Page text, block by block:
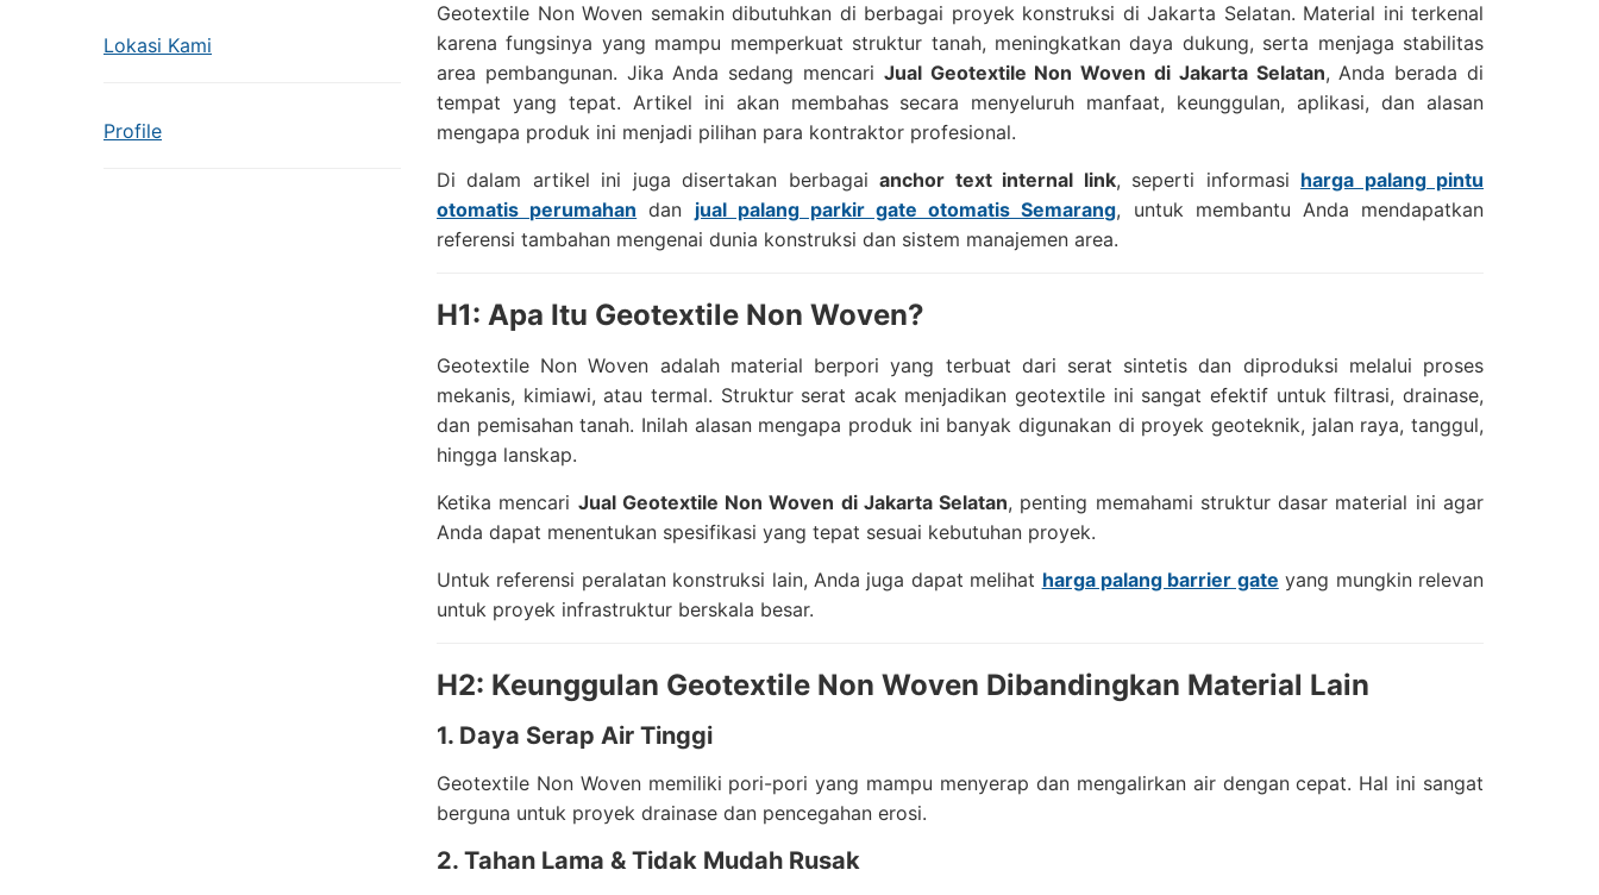
Lokasi Kami
Profile
Geotextile Non Woven semakin dibutuhkan di berbagai proyek konstruksi di Jakarta Selatan. Material ini terkenal
karena fungsinya yang mampu memperkuat struktur tanah, meningkatkan daya dukung, serta menjaga stabilitas
area pembangunan. Jika Anda sedang mencari Jual Geotextile Non Woven di Jakarta Selatan, Anda berada di
tempat yang tepat. Artikel ini akan membahas secara menyeluruh manfaat, keunggulan, aplikasi, dan alasan
mengapa produk ini menjadi pilihan para kontraktor profesional.
Di dalam artikel ini juga disertakan berbagaianchor text internal link, seperti informasi harga palang pintu
otomatis perumahan dan jual palang parkir gate otomatis Semarang, untuk membantu Anda mendapatkan
referensi tambahan mengenai dunia konstruksi dan sistem manajemen area.
H1: Apa Itu Geotextile Non Woven?
Geotextile Non Woven adalah material berpori yang terbuat dari serat sintetis dan diproduksi melalui proses
mekanis, kimiawi, atau termal. Struktur serat acak menjadikan geotextile ini sangat efektif untuk filtrasi, drainase,
dan pemisahan tanah. Inilah alasan mengapa produk ini banyak digunakan di proyek geoteknik, jalan raya, tanggul,
hingga lanskap.
Ketika mencari Jual Geotextile Non Woven di Jakarta Selatan, penting memahami struktur dasar material ini agar
Anda dapat menentukan spesifikasi yang tepat sesuai kebutuhan proyek.
Untuk referensi peralatan konstruksi lain, Anda juga dapat melihat harga palang barrier gate yang mungkin relevan
untuk proyek infrastruktur berskala besar.
H2: Keunggulan Geotextile Non Woven Dibandingkan Material Lain
1. Daya Serap Air Tinggi
Geotextile Non Woven memiliki pori-pori yang mampu menyerap dan mengalirkan air dengan cepat. Hal ini sangat
berguna untuk proyek drainase dan pencegahan erosi.
2. Tahan Lama & Tidak Mudah Rusak